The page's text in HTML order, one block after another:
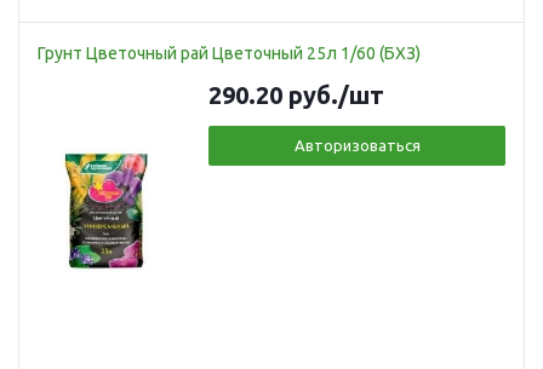
Грунт Цветочный рай Цветочный 25л 1/60 (БХЗ)
290.20 руб./шт
Авторизоваться